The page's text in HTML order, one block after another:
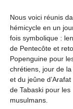
Nous voici réunis
hémicycle en un
fois symbolique :
de Pentecôte et
Popenguine pour
chrétiens, jour de la
et du jeûne
de Tabaski pour les
musulmans.